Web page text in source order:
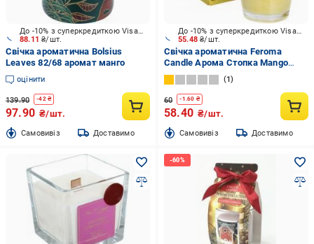
88.11₴/шт.
До -10% з суперкредиткою Visa Вигода
Свічка ароматична Bolsius
Leaves 82/68 аромат манго
оцінити
139.90 -42₴
97.90 ₴/шт.
Cамовивіз Доставимо
55.48₴/шт.
До -10% з суперкредиткою Visa Вигода
Свічка ароматична Feroma
Candle Арома Стопка Mango
Fruit
1
60 -1.60 ₴
58.40 ₴/шт.
Cамовивіз Доставимо